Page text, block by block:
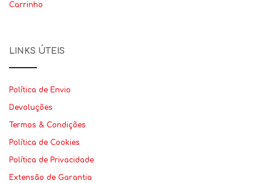
Carrinho
LINKS ÚTEIS
Política de Envio
Devoluções
Termos & Condições
Política de Cookies
Política de Privacidade
Extensão de Garantia